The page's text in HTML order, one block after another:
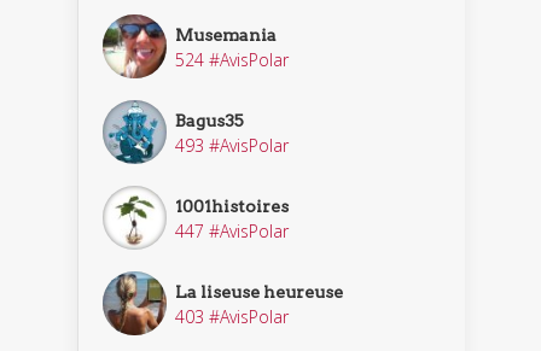
Musemania
524 #AvisPolar
Bagus35
493 #AvisPolar
1001histoires
447 #AvisPolar
La liseuse heureuse
403 #AvisPolar